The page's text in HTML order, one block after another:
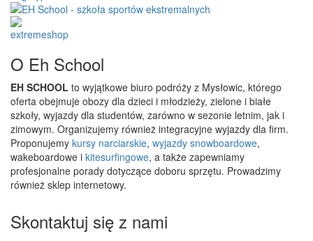
O Eh School
EH SCHOOL to wyjątkowe biuro podróży z Mysłowic, którego
oferta obejmuje obozy dla dzieci i młodzieży, zielone i białe
szkoły, wyjazdy dla studentów, zarówno w sezonie letnim, jak i
zimowym. Organizujemy również integracyjne wyjazdy dla firm.
Proponujemy kursy narciarskie, wyjazdy snowboardowe,
wakeboardowe i kitesurfingowe, a także zapewniamy
profesjonalne porady dotyczące doboru sprzętu. Prowadzimy
również sklep internetowy.
Skontaktuj się z nami